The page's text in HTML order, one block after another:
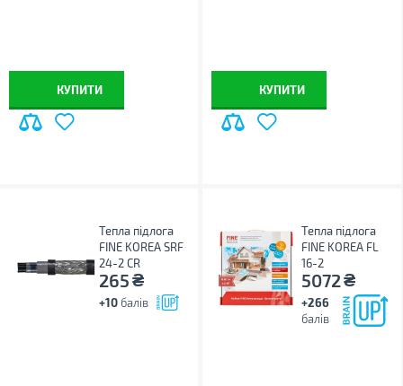
КУПИТИ КУПИТИ
Тепла підлога
FINE KOREA SRF
24-2 CR
265₴
+10 балів
Тепла підлога
FINE KOREA FL
16-2
5072₴
+266
балів